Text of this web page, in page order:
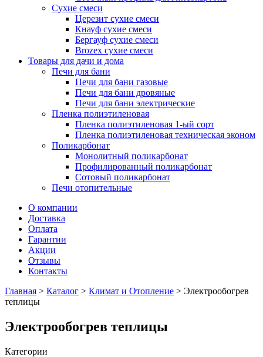
Сухие смеси
Церезит сухие смеси
Кнауф сухие смеси
Бергауф сухие смеси
Brozex сухие смеси
Товары для дачи и дома
Печи для бани
Печи для бани газовые
Печи для бани дровяные
Печи для бани электрические
Пленка полиэтиленовая
Пленка полиэтиленовая 1-ый сорт
Пленка полиэтиленовая техническая эконом
Поликарбонат
Монолитный поликарбонат
Профилированный поликарбонат
Сотовый поликарбонат
Печи отопительные
О компании
Доставка
Оплата
Гарантии
Акции
Отзывы
Контакты
Главная > Каталог > Климат и Отопление > Электрообогрев
теплицы
Электрообогрев теплицы
Категории